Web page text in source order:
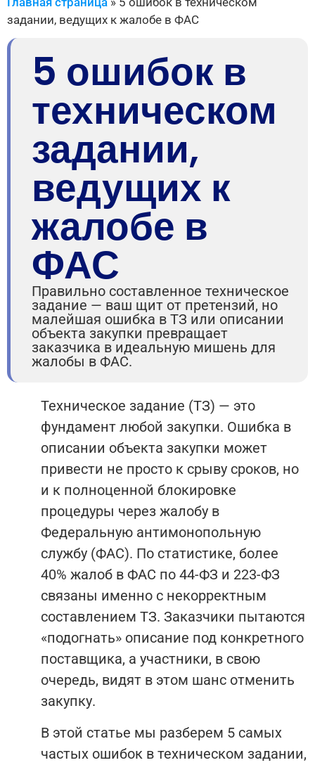
задании, ведущих к жалобе в ФАС
5 ошибок в
техническом
задании,
ведущих к
жалобе в
ФАС
Правильно составленное техническое
задание — ваш щит от претензий, но
малейшая ошибка в ТЗ или описании
объекта закупки превращает
заказчика в идеальную мишень для
жалобы в ФАС.
Техническое задание (ТЗ) — это
фундамент любой закупки. Ошибка в
описании объекта закупки может
привести не просто к срыву сроков, но
и к полноценной блокировке
процедуры через жалобу в
Федеральную антимонопольную
службу (ФАС). По статистике, более
40% жалоб в ФАС по 44-ФЗ и 223-ФЗ
связаны именно с некорректным
составлением ТЗ. Заказчики пытаются
«подогнать» описание под конкретного
поставщика, а участники, в свою
очередь, видят в этом шанс отменить
закупку.
В этой статье мы разберем 5 самых
частых ошибок в техническом задании,